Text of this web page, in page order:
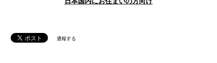
通報する